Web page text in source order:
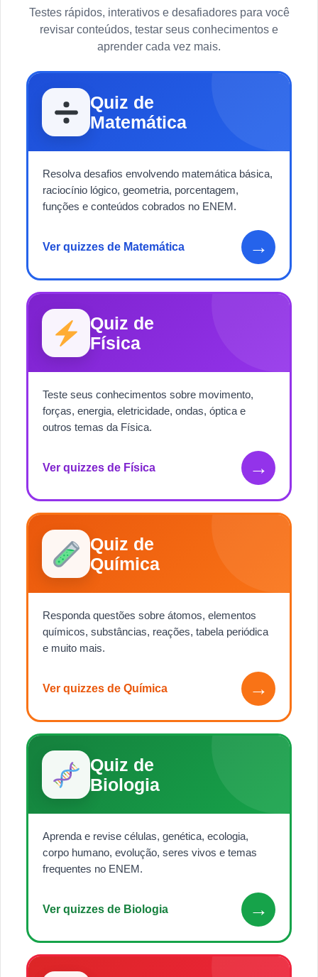
Testes rápidos, interativos e desafiadores para você
revisar conteúdos, testar seus conhecimentos e
aprender cada vez mais.
Quiz de
Matemática
Resolva desafios envolvendo matemática básica,
raciocínio lógico, geometria, porcentagem,
funções e conteúdos cobrados no ENEM.
Ver quizzes de Matemática →
Quiz de
Física
Teste seus conhecimentos sobre movimento,
forças, energia, eletricidade, ondas, óptica e
outros temas da Física.
Ver quizzes de Física →
Quiz de
Química
Responda questões sobre átomos, elementos
químicos, substâncias, reações, tabela periódica
e muito mais.
Ver quizzes de Química →
Quiz de
Biologia
Aprenda e revise células, genética, ecologia,
corpo humano, evolução, seres vivos e temas
frequentes no ENEM.
Ver quizzes de Biologia →